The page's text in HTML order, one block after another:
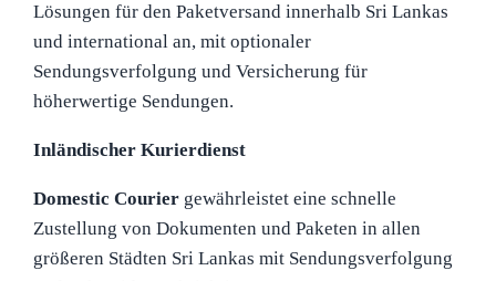
Lösungen für den Paketversand innerhalb Sri Lankas
und international an, mit optionaler
Sendungsverfolgung und Versicherung für
höherwertige Sendungen.
Inländischer Kurierdienst
Domestic Couriergewährleistet eine schnelle
Zustellung von Dokumenten und Paketen in allen
größeren Städten Sri Lankas mit Sendungsverfolgung